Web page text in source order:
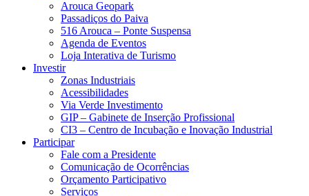
Arouca Geopark
Passadiços do Paiva
516 Arouca – Ponte Suspensa
Agenda de Eventos
Loja Interativa de Turismo
Investir
Zonas Industriais
Acessibilidades
Via Verde Investimento
GIP – Gabinete de Inserção Profissional
CI3 – Centro de Incubação e Inovação Industrial
Participar
Fale com a Presidente
Comunicação de Ocorrências
Orçamento Participativo
Serviços